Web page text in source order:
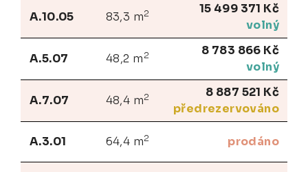
A.10.05 83,3 m2
15 499 371 Kč
volný
A.5.07 48,2 m 2
8 783 866 Kč
volný
A.7.07 48,4 m2
8 887 521 Kč
předrezervováno
A.3.01 64,4 m2 prodáno